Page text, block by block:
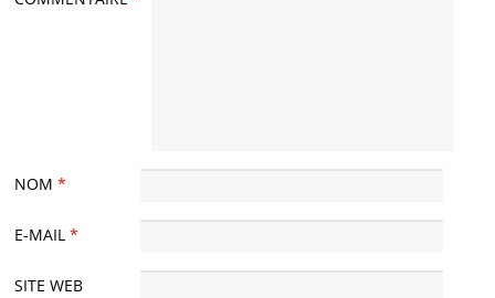
NOM*
E-MAIL*
SITE WEB